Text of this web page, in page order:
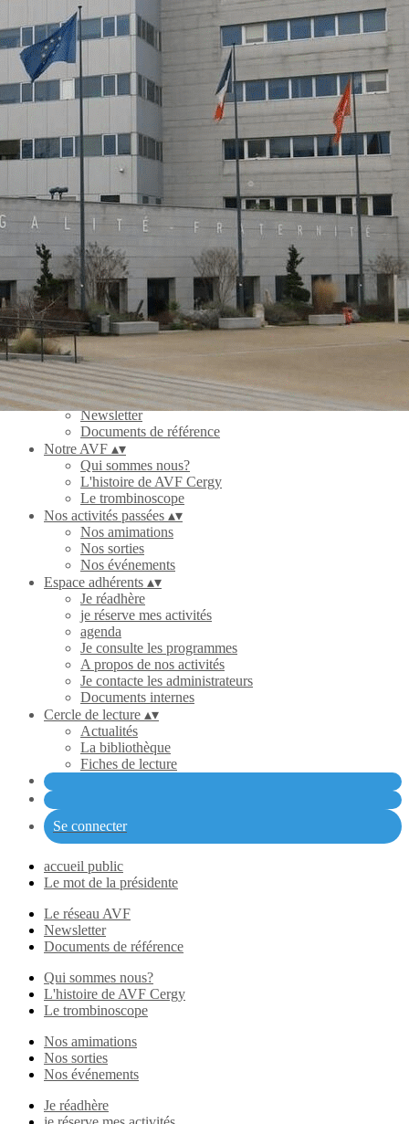
Exporter les lignes sélectionnées
Exporter toutes les colonnes
Exporter uniquement les colonnes affichées
Menu
accueil public
Le mot de la présidente
Ajoutez un logo, un bouton, des réseaux sociaux
Cliquez pour éditer
ACCUEIL▴▾
accueil public
Le mot de la présidente
Le réseau AVF▴▾
Le réseau AVF
Newsletter
Documents de référence
Notre AVF ▴▾
Qui sommes nous?
L'histoire de AVF Cergy
Le trombinoscope
Nos activités passées ▴▾
Nos amimations
Nos sorties
Nos événements
Espace adhérents ▴▾
Je réadhère
je réserve mes activités
agenda
Je consulte les programmes
A propos de nos activités
Je contacte les administrateurs
Documents internes
Cercle de lecture ▴▾
Actualités
La bibliothèque
Fiches de lecture
Se connecter
accueil public
Le mot de la présidente
Le réseau AVF
Newsletter
Documents de référence
Qui sommes nous?
L'histoire de AVF Cergy
Le trombinoscope
Nos amimations
Nos sorties
Nos événements
Je réadhère